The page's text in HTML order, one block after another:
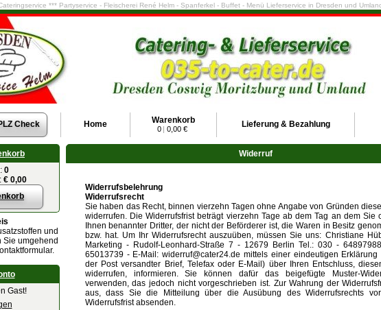
*** Partyservice - Fleischerei René Helm - Spanferkel - Buffet - Menü Lieferservice in Dresden und
Check Home Warenkorb
0 | 0,00 € Lieferung & Bezahlung
0
€ 0,00
und
Sie umgehend
Gast!
Widerruf
Widerrufsbelehrung
Widerrufsrecht
Sie haben das Recht, binnen vierzehn Tagen ohne Angabe von Gründen
widerrufen. Die Widerrufsfrist beträgt vierzehn Tage ab dem Tag an dem Sie
Ihnen benannter Dritter, der nicht der Beförderer ist, die Waren in Besitz
bzw. hat. Um Ihr Widerrufsrecht auszuüben, müssen Sie uns: Christiane
Marketing - Rudolf-Leonhard-Straße 7 - 12679 Berlin Tel.: 030 -
65013739 - E-Mail: widerruf@cater24.de mittels einer eindeutigen Erklärung
der Post versandter Brief, Telefax oder E-Mail) über Ihren Entschluss,
widerrufen, informieren. Sie können dafür das beigefügte Muster-
verwenden, das jedoch nicht vorgeschrieben ist. Zur Wahrung der
aus, dass Sie die Mitteilung über die Ausübung des Widerrufsrechts
Widerrufsfrist absenden.